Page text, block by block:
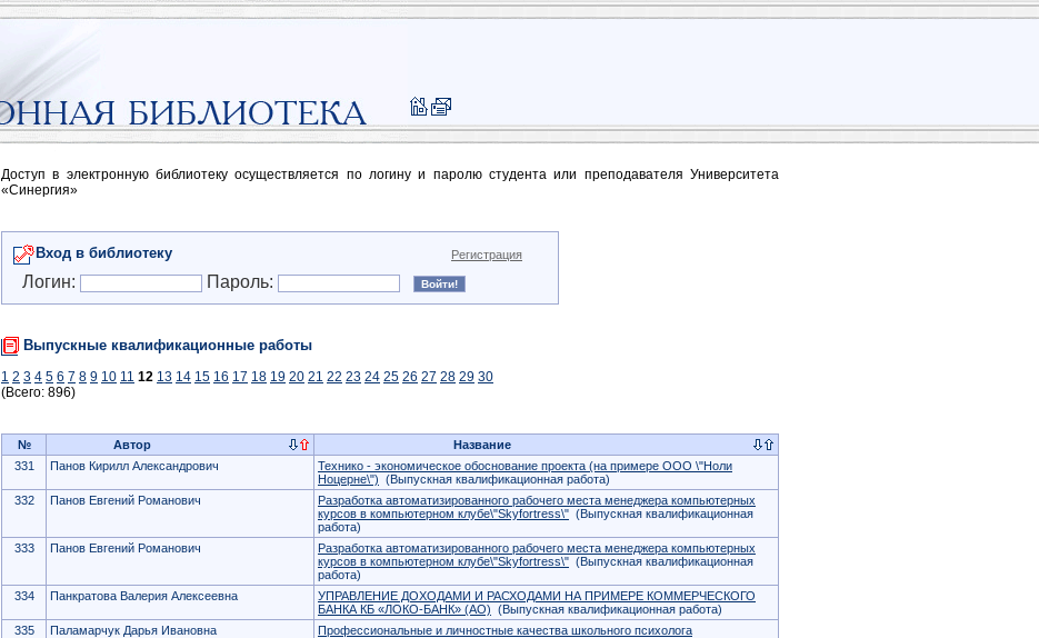
Доступ в электронную библиотеку осуществляется по логину и паролю студента или преподавателя Университета
«Синергия»
Вход в библиотеку Регистрация
Логин: Пароль:
Выпускные квалификационные работы
1 2 3 4 5 6 7 8 9 10 11 12 13 14 15 16 17 18 19 20 21 22 23 24 25 26 27 28 29 30
(Всего: 896)
№ Автор
Название
331
Панов Кирилл Александрович
Технико - экономическое обоснование проекта (на примере ООО \"Ноли
Ноцерне\") (Выпускная квалификационная работа)
332
Панов Евгений Романович
Разработка автоматизированного рабочего места менеджера компьютерных
курсов в компьютерном клубе\"Skyfortress\" (Выпускная квалификационная
работа)
333
Панов Евгений Романович
Разработка автоматизированного рабочего места менеджера компьютерных
курсов в компьютерном клубе\"Skyfortress\" (Выпускная квалификационная
работа)
334
Панкратова Валерия Алексеевна
УПРАВЛЕНИЕ ДОХОДАМИ И РАСХОДАМИ НА ПРИМЕРЕ КОММЕРЧЕСКОГО
БАНКА КБ «ЛОКО-БАНК» (АО) (Выпускная квалификационная работа)
335
Паламарчук Дарья Ивановна
Профессиональные и личностные качества школьного психолога